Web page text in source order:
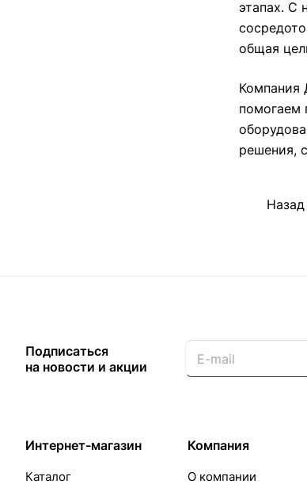
этапах. С
общая
Компания
помогаем
решения,
Подписаться
на новости и акции
Интернет-магазин
Каталог
Компания
О компании